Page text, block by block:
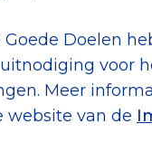
Doelen
voor
Meer
website van de